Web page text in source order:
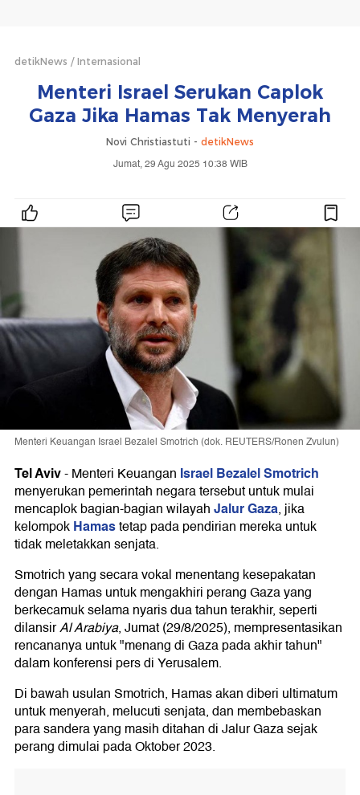
detikNews Internasional
Menteri Israel Serukan Caplok
Gaza Jika Hamas Tak Menyerah
Novi Christiastuti - detikNews
Jumat, 29 Agu 2025 10:38 WIB
Menteri Keuangan Israel Bezalel Smotrich (dok. REUTERS/Ronen Zvulun)
Tel Aviv-Menteri Keuangan IsraelBezalel Smotrich
menyerukan pemerintah negara tersebut untuk mulai
mencaplok bagian-bagian wilayahJalur Gaza, jika
kelompokHamastetap pada pendirian mereka untuk
tidak meletakkan senjata.
Smotrich yang secara vokal menentang kesepakatan
dengan Hamas untuk mengakhiri perang Gaza yang
berkecamuk selama nyaris dua tahun terakhir, seperti
dilansirAl Arabiya, Jumat (29/8/2025), mempresentasikan
rencananya untuk "menang di Gaza pada akhir tahun"
dalam konferensi pers di Yerusalem.
Di bawah usulan Smotrich, Hamas akan diberi ultimatum
untuk menyerah, melucuti senjata, dan membebaskan
para sandera yang masih ditahan di Jalur Gaza sejak
perang dimulai pada Oktober 2023.